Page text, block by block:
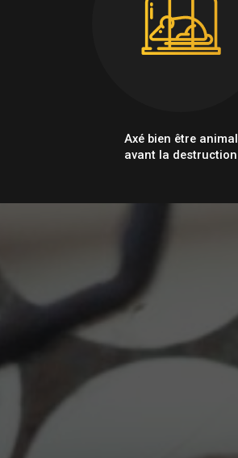
Axé bien être animal
avant la destruction